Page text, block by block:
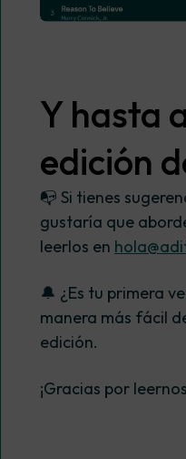
Y hasta
edición
📭 Si tienes
gustaría que
leerlos en
🔔 ¿Es tu primera
manera más fácil
edición.
¡Gracias por